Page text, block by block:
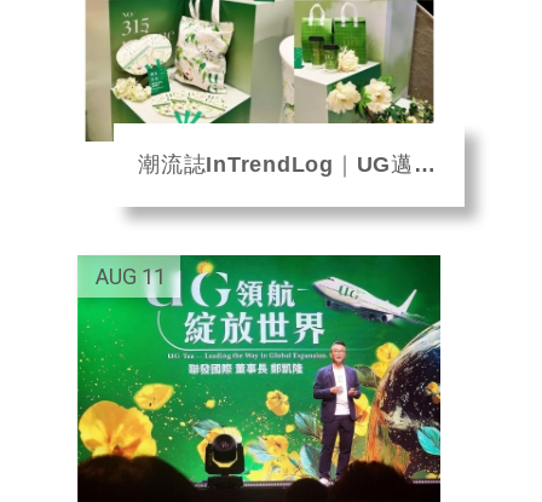
潮流誌InTrendLog｜UG邁向全球
11
AUG